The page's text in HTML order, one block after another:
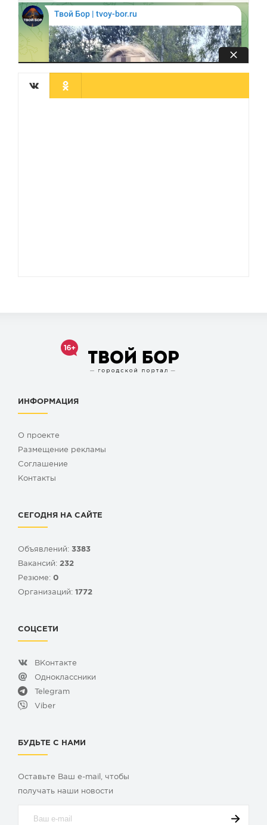
ИНФОРМАЦИЯ
О проекте
Размещение рекламы
Cоглашение
Контакты
СЕГОДНЯ НА САЙТЕ
Объявлений: 3383
Вакансий: 232
Резюме: 0
Организаций: 1772
СОЦСЕТИ
ВКонтакте
Одноклассники
Telegram
Viber
БУДЬТЕ С НАМИ
Оставьте Ваш e-mail, чтобы
получать наши новости